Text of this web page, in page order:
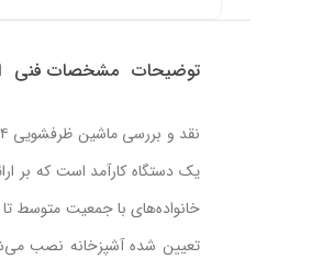
توضیحات مشخصات فنی
یک دستگاه کارآمد است که بر
تعیین شده آشپزخانه نصب